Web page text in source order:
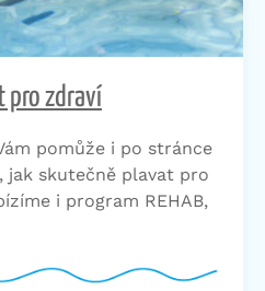
pro zdraví
pomůže i po stránce
jak skutečně plavat pro
i program REHAB,